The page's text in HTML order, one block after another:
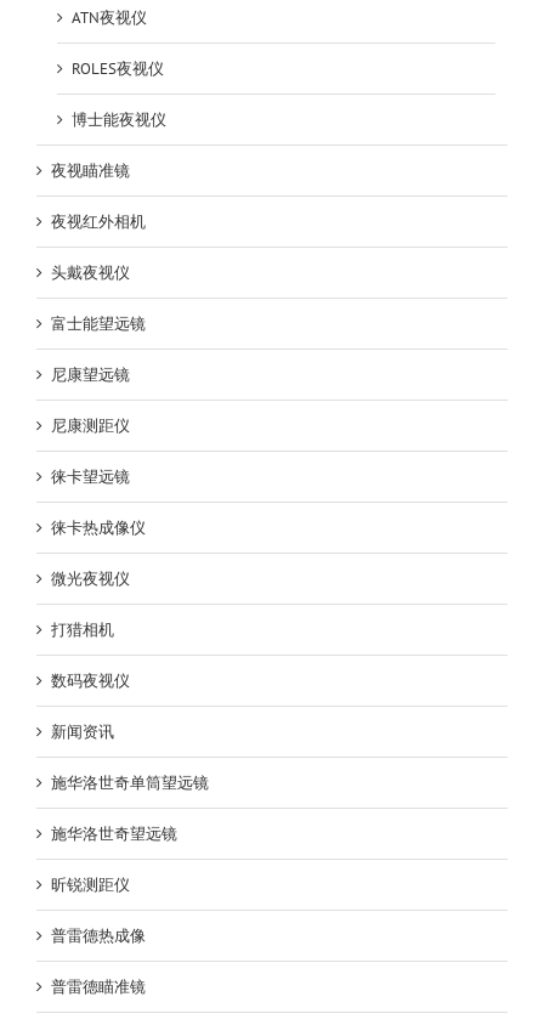
ATN夜视仪
ROLES夜视仪
博士能夜视仪
夜视瞄准镜
夜视红外相机
头戴夜视仪
富士能望远镜
尼康望远镜
尼康测距仪
徕卡望远镜
徕卡热成像仪
微光夜视仪
打猎相机
数码夜视仪
新闻资讯
施华洛世奇单筒望远镜
施华洛世奇望远镜
昕锐测距仪
普雷德热成像
普雷德瞄准镜